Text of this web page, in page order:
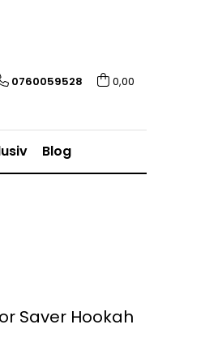
0760059528 0,00
Blog
Saver Hookah